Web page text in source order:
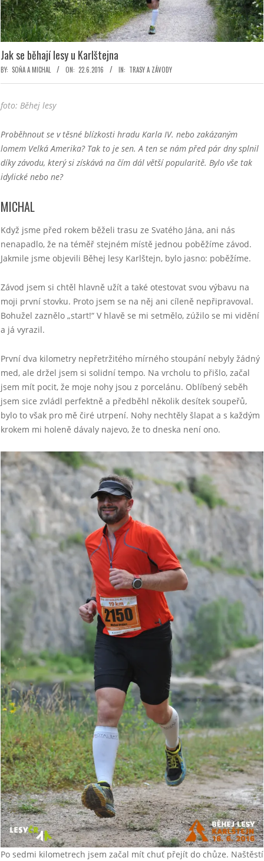
Jak se běhají lesy u Karlštejna
BY: SOŇA A MICHAL ON: 22.6.2016 IN: TRASY A ZÁVODY
foto: Běhej lesy
Proběhnout se v těsné blízkosti hradu Karla IV. nebo zakázaným
lomem Velká Amerika? Tak to je sen. A ten se nám před pár dny splnil
díky závodu, který si získává na čím dál větší popularitě. Bylo vše tak
idylické nebo ne?
MICHAL
Když jsme před rokem běželi trasu ze Svatého Jána, ani nás
nenapadlo, že na téměř stejném místě jednou poběžíme závod.
Jakmile jsme objevili Běhej lesy Karlštejn, bylo jasno: poběžíme.
Závod jsem si chtěl hlavně užít a také otestovat svou výbavu na
moji první stovku. Proto jsem se na něj ani cíleně nepřipravoval.
Bohužel zaznělo „start!“ V hlavě se mi setmělo, zúžilo se mi vidění
a já vyrazil.
První dva kilometry nepřetržitého mírného stoupání nebyly žádný
med, ale držel jsem si solidní tempo. Na vrcholu to přišlo, začal
jsem mít pocit, že moje nohy jsou z porcelánu. Oblíbený seběh
jsem sice zvládl perfektně a předběhl několik desítek soupeřů,
bylo to však pro mě čiré utrpení. Nohy nechtěly šlapat a s každým
krokem mi holeně dávaly najevo, že to dneska není ono.
Po sedmi kilometrech jsem začal mít chuť přejít do chůze. Naštěstí